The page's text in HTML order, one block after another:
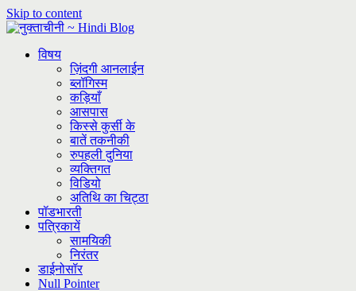
Skip to content
विषय
ज़िंदगी आनलाईन
ब्लॉगिस्म
कड़ियाँ
आसपास
किस्से कुर्सी के
बातें तकनीकी
रुपहली दुनिया
व्यक्तिगत
विडियो
अतिथि का चिट्ठा
पॉडभारती
पत्रिकायें
सामयिकी
निरंतर
डाईनोसॉर
Null Pointer